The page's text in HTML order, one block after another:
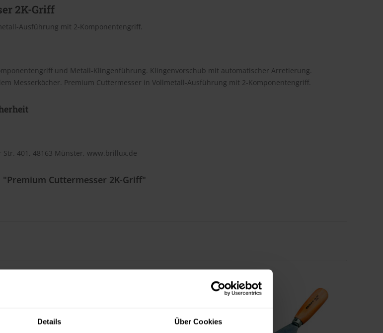
Details Über Cookies
2K-Griff
Ausführung mit 2-Komponentengriff.
und Metall-Klingenführung. Klingenvorschub mit automatischer Arretierung.
Messerköcher. Premium Cuttermesser in Vollmetall-Ausführung mit 2-Komponentengriff.
Str. 401, 48163 Münster, www.brillux.de
Cuttermesser 2K-Griff"